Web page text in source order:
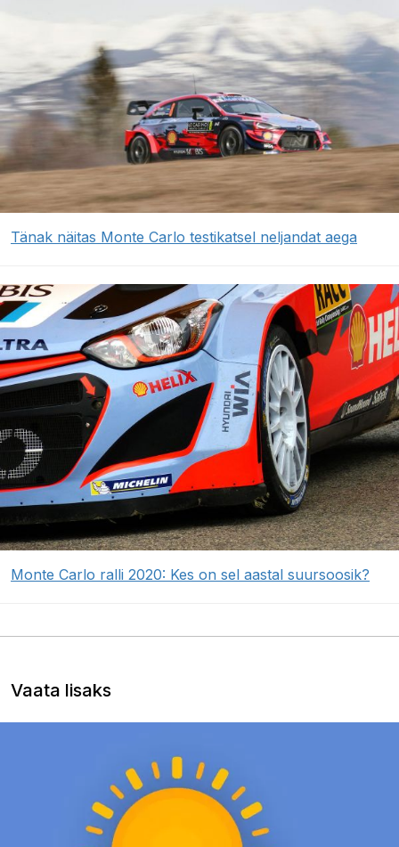
Tänak näitas Monte Carlo testikatsel neljandat aega
Monte Carlo ralli 2020: Kes on sel aastal suursoosik?
Vaata lisaks